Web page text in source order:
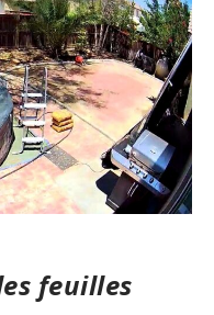
feuilles